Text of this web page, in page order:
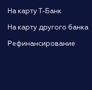
На карту Т-Банк
На карту другого банка
Рефинансирование